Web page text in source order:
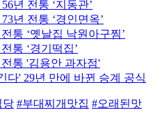
년 전통 ‘지동관’
년 전통 ‘경인면옥’
통 ‘옛날집 낙원아구찜’
통 ‘경기떡집’
통 '김용안 과자점'
다' 29년 만에 바뀐 승계 공식
당 #부대찌개맛집 #오래된맛